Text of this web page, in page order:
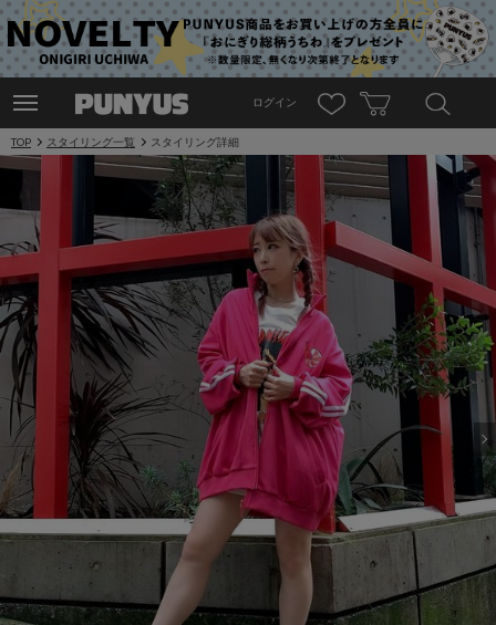
ログイン
TOP スタイリング一覧 スタイリング詳細